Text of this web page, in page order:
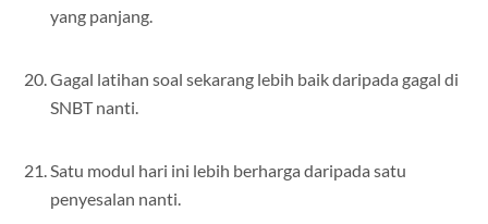
yang panjang.
Gagal latihan soal sekarang lebih baik daripada gagal di
SNBT nanti.
Satu modul hari ini lebih berharga daripada satu
penyesalan nanti.